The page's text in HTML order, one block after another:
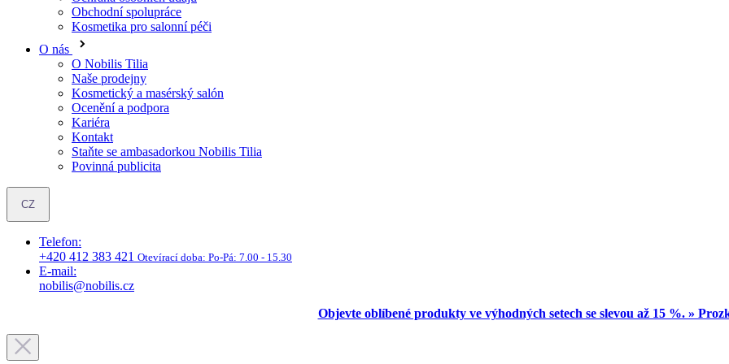
Obchodní spolupráce
Kosmetika pro salonní péči
O nás
O Nobilis Tilia
Naše prodejny
Kosmetický a masérský salón
Ocenění a podpora
Kariéra
Kontakt
Staňte se ambasadorkou Nobilis Tilia
Povinná publicita
CZ
Telefon:
+420 412 383 421 Otevírací doba: Po-Pá: 7.00 - 15.30
E-mail:
nobilis@nobilis.cz
Objevte oblíbené produkty ve výhodných setech se slevou až 15 %. »